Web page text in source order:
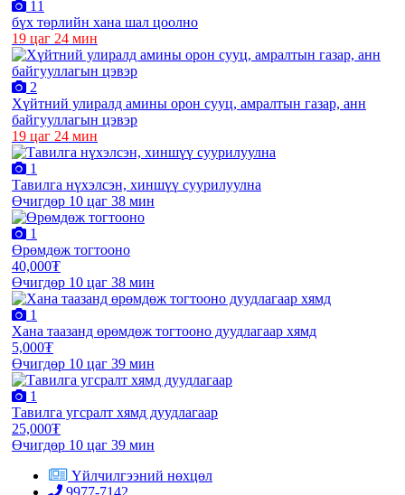
11
бүх төрлийн хана шал цоолно
19 цаг 24 мин
2
Хүйтний улиралд амины орон сууц, амралтын газар, анн
байгууллагын цэвэр
19 цаг 24 мин
1
Тавилга нүхэлсэн, хиншүү суурилуулна
Өчигдөр 10 цаг 38 мин
1
Өрөмдөж тогтооно
40,000₮
Өчигдөр 10 цаг 38 мин
1
Хана таазанд өрөмдөж тогтооно дуудлагаар хямд
5,000₮
Өчигдөр 10 цаг 39 мин
1
Тавилга угсралт хямд дуудлагаар
25,000₮
Өчигдөр 10 цаг 39 мин
Үйлчилгээний нөхцөл
9977-7142